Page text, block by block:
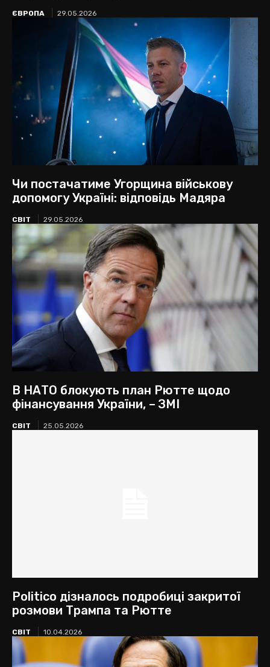
ЄВРОПА 29.05.2026
Чи постачатиме Угорщина військову
допомогу Україні: відповідь Мадяра
СВІТ 29.05.2026
В НАТО блокують план Рютте щодо
фінансування України, – ЗМІ
СВІТ 25.05.2026
Politico дізналось подробиці закритої
розмови Трампа та Рютте
СВІТ 10.04.2026